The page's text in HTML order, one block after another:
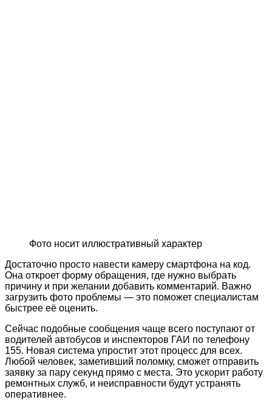
Фото носит иллюстративный характер
Достаточно просто навести камеру смартфона на код.
Она откроет форму обращения, где нужно выбрать
причину и при желании добавить комментарий. Важно
загрузить фото проблемы — это поможет специалистам
быстрее её оценить.
Сейчас подобные сообщения чаще всего поступают от
водителей автобусов и инспекторов ГАИ по телефону
155. Новая система упростит этот процесс для всех.
Любой человек, заметивший поломку, сможет отправить
заявку за пару секунд прямо с места. Это ускорит работу
ремонтных служб, и неисправности будут устранять
оперативнее.